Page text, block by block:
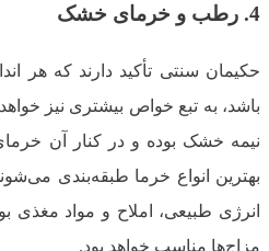
4. رطب و خرمای خشک
حکیمان سنتی تأکید دارند که هر
باشد، به تبع خواص بیشتری نیز
نیمه خشک بوده و در کنار آن
بهترین انواع خرما طبقه‌بندی
انرژی طبیعی، املاح و مواد
مزاج‌ها مناسب خواهد بود.